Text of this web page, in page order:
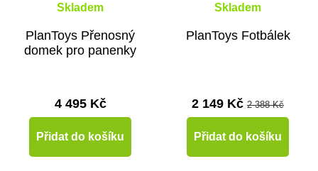
Skladem
PlanToys Přenosný
domek pro panenky
4 495 Kč
Přidat do košíku
Skladem
PlanToys Fotbálek
2 149 Kč 2 388 Kč
Přidat do košíku